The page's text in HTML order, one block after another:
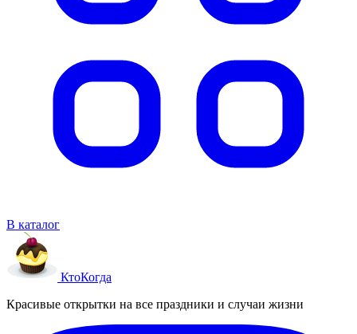
В каталог
КтоКогда
Красивые открытки на все праздники и случаи жизни